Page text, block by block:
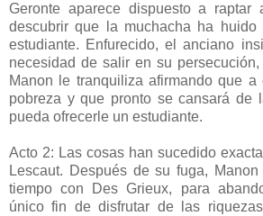
Geronte aparece dispuesto a raptar
descubrir que la muchacha ha
estudiante. Enfurecido, el anciano
necesidad de salir en su
Manon le tranquiliza afirmando que
pobreza y que pronto se cansará de
pueda ofrecerle un estudiante.
Acto 2: Las cosas han sucedido
Lescaut. Después de su fuga,
tiempo con Des Grieux, para
único fin de disfrutar de las